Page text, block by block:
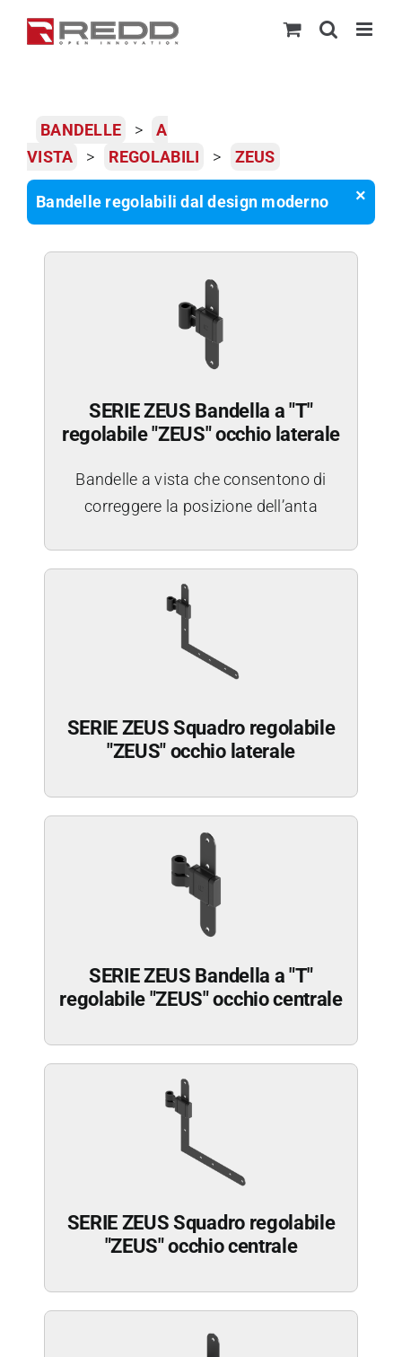
BANDELLE >
A
VISTA
> REGOLABILI > ZEUS
×
Bandelle regolabili dal design moderno
SERIE ZEUS Bandella a "T"
regolabile "ZEUS" occhio laterale
Bandelle a vista che consentono di
correggere la posizione dell’anta
SERIE ZEUS Squadro regolabile
"ZEUS" occhio laterale
SERIE ZEUS Bandella a "T"
regolabile "ZEUS" occhio centrale
SERIE ZEUS Squadro regolabile
"ZEUS" occhio centrale